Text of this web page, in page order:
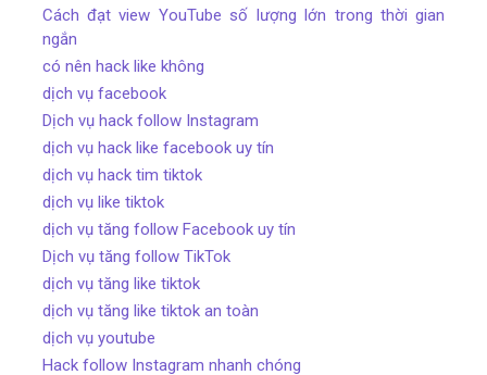
Cách đạt view YouTube số lượng lớn trong thời gian
ngắn
có nên hack like không
dịch vụ facebook
Dịch vụ hack follow Instagram
dịch vụ hack like facebook uy tín
dịch vụ hack tim tiktok
dịch vụ like tiktok
dịch vụ tăng follow Facebook uy tín
Dịch vụ tăng follow TikTok
dịch vụ tăng like tiktok
dịch vụ tăng like tiktok an toàn
dịch vụ youtube
Hack follow Instagram nhanh chóng